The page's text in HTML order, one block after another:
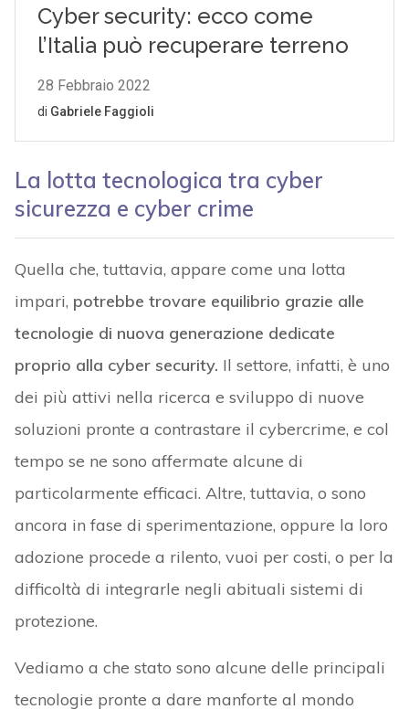
La lotta tecnologica tra cyber
sicurezza e cyber crime
Quella che, tuttavia, appare come una lotta
impari, potrebbe trovare equilibrio grazie alle
tecnologie di nuova generazione dedicate
proprio alla cyber security. Il settore, infatti, è uno
dei più attivi nella ricerca e sviluppo di nuove
soluzioni pronte a contrastare il cybercrime, e col
tempo se ne sono affermate alcune di
particolarmente efficaci. Altre, tuttavia, o sono
ancora in fase di sperimentazione, oppure la loro
adozione procede a rilento, vuoi per costi, o per la
difficoltà di integrarle negli abituali sistemi di
protezione.
Vediamo a che stato sono alcune delle principali
tecnologie pronte a dare manforte al mondo